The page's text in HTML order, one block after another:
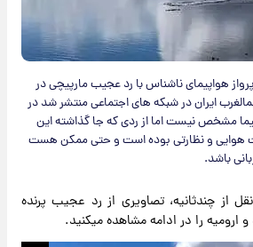
هواپیمای ناشناس با رد عجیب مارپیچی در
ایران در شبکه های اجتماعی منتشر شد در
مشخص نیست اما از ردی که جا گذاشته این
هوایی و نظارتی بوده است و حتی ممکن هست
باشد.
از چندثانیه، تصاویری از رد عجیب پرنده
ارومیه را در ادامه مشاهده میکنید.